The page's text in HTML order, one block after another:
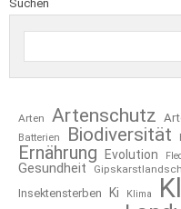
Suchen
Arten Artenschutz
Batterien
Biodiversität
Ernährung
Evolution
Gesundheit
Insektensterben Ki Klima